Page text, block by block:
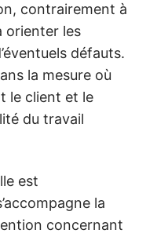
contrairement à
orienter les
défauts.
la mesure où
le client et le
du travail
est
la
concernant